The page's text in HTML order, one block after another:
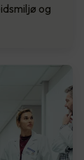
og